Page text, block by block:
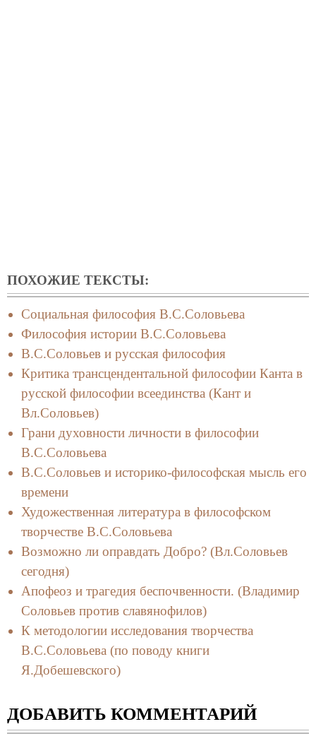
ПОХОЖИЕ ТЕКСТЫ:
Социальная философия В.С.Соловьева
Философия истории В.С.Соловьева
В.С.Соловьев и русская философия
Критика трансцендентальной философии Канта в
русской философии всеединства (Кант и
Вл.Соловьев)
Грани духовности личности в философии
В.С.Соловьева
В.С.Соловьев и историко-философская мысль его
времени
Художественная литература в философском
творчестве В.С.Соловьева
Возможно ли оправдать Добро? (Вл.Соловьев
сегодня)
Апофеоз и трагедия беспочвенности. (Владимир
Соловьев против славянофилов)
К методологии исследования творчества
В.С.Соловьева (по поводу книги
Я.Добешевского)
ДОБАВИТЬ КОММЕНТАРИЙ